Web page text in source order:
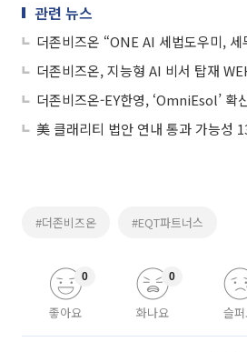
관련 뉴스
#더존비즈온 #EQT파트너스
좋아요
0
화나요
0
슬